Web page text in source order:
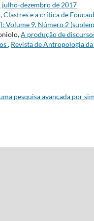
julho-dezembro de 2017
Clastres e a crítica de
Volume 9, Número 2
A produção de
, Revista de Antropologia
pesquisa avançada por